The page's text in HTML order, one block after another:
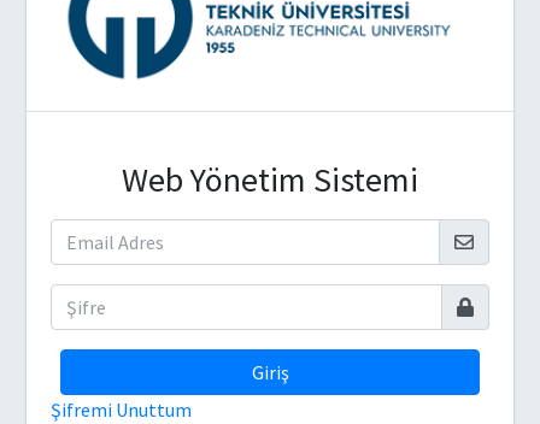
Web Yönetim Sistemi
Giriş
Şifremi Unuttum